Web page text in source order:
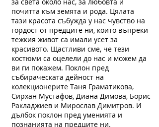
почитта към земята и рода. Цялата
тази красота събужда у нас чувство на
гордост от предците ни, които въпреки
тежкия живот са имали усет за
красивото. Щастливи сме, че тези
костюми са оцелели до нас и можем да
ви ги покажем. Поклон пред
събираческата дейност на
колекционерите Таня Граматикова,
Сирхан Мустафов, Диана Димова, Борис
Ракладжиев и Мирослав Димитров. И
дълбок поклон пред уменията и
познанията на предците ни.